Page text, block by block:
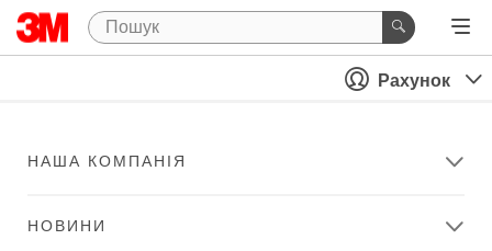
Рахунок
НАША КОМПАНІЯ
НОВИНИ